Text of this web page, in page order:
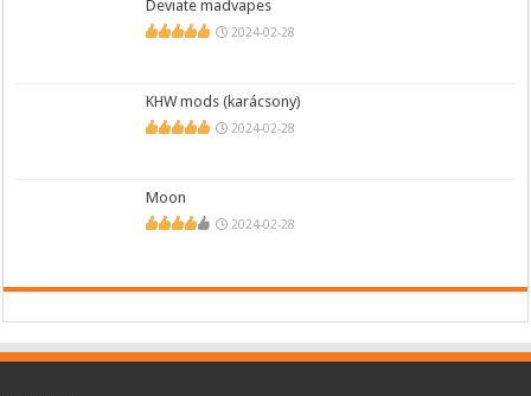
Deviate madvapes
2024-02-28
KHW mods (karácsony)
2024-02-28
Moon
2024-02-28